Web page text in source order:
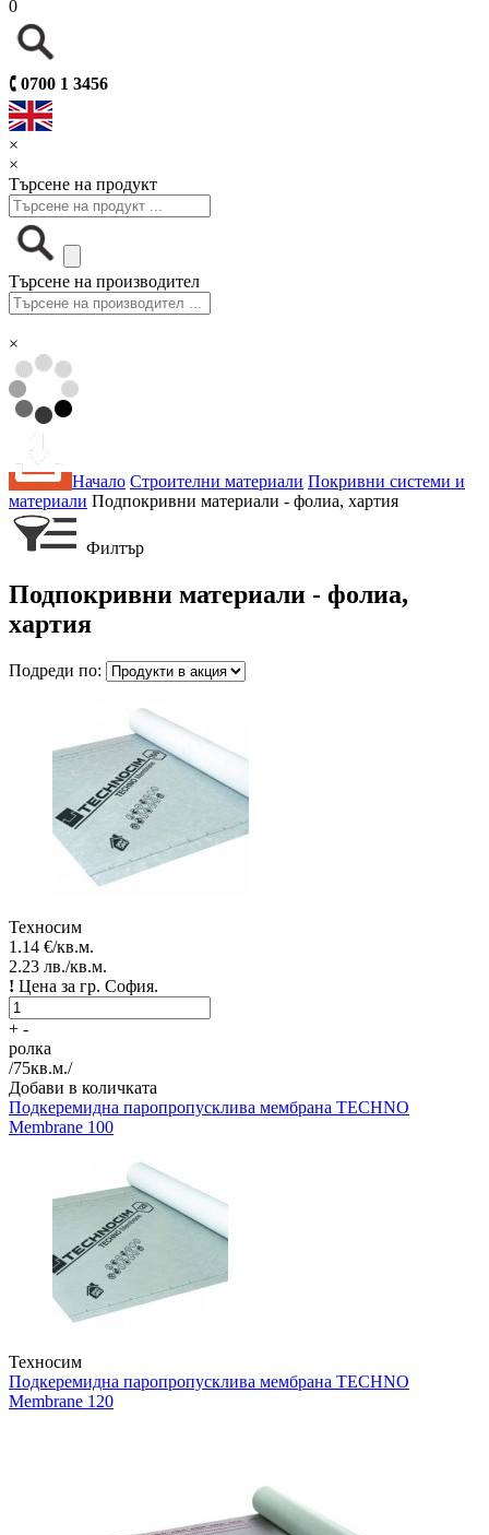
0
🕻 0700 1 3456
×
×
Търсене на продукт
Търсене на производител
×
Начало Строителни материали Покривни системи и
материали Подпокривни материали - фолиа, хартия
Филтър
Подпокривни материали - фолиа,
хартия
Подреди по:
Техносим
1.14 €/кв.м.
2.23 лв./кв.м.
! Цена за гр. София.
+ -
ролка
/75кв.м./
Добави в количката
Подкеремидна паропропусклива мембрана TECHNO
Membrane 100
Техносим
Подкеремидна паропропусклива мембрана TECHNO
Membrane 120